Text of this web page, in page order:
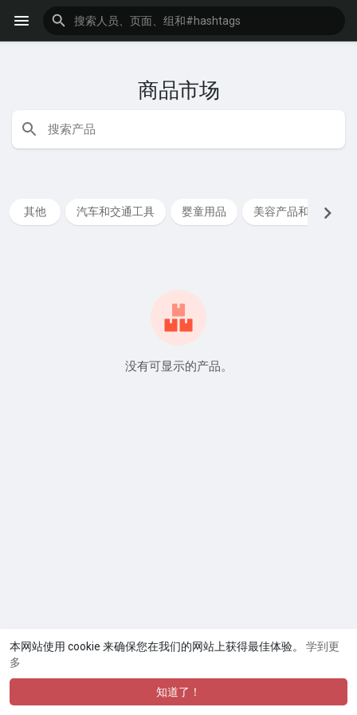
本网站使用 cookie 来确保您在我们的网站上获得最佳体验。 学到更
多
知道了！
商品市场
其他 汽车和交通工具 婴童用品 美容产品和服务
没有可显示的产品。